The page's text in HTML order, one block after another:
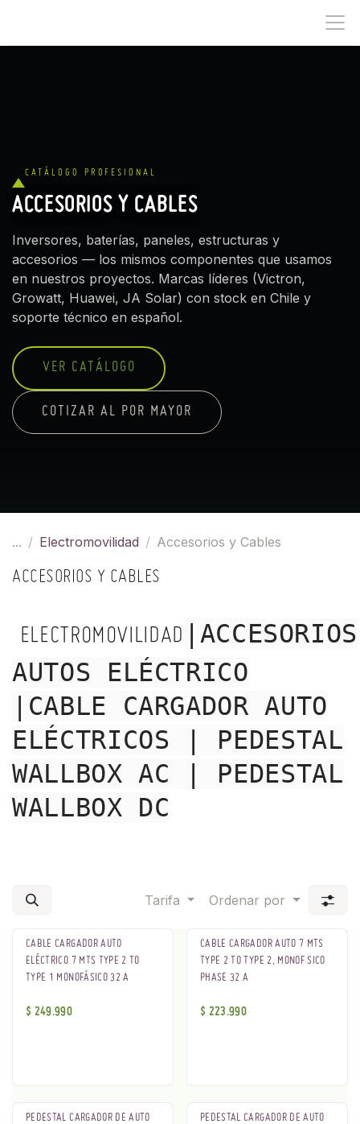
CATÁLOGO PROFESIONAL
ACCESORIOS Y CABLES
Inversores, baterías, paneles, estructuras y
accesorios — los mismos componentes que usamos
en nuestros proyectos. Marcas líderes (Victron,
Growatt, Huawei, JA Solar) con stock en Chile y
soporte técnico en español.
VER CATÁLOGO
COTIZAR AL POR MAYOR
... Electromovilidad Accesorios y Cables
ACCESORIOS Y CABLES
ELECTROMOVILIDAD |ACCESORIOS
AUTOS ELÉCTRICO
|CABLE CARGADOR AUTO
ELÉCTRICOS | PEDESTAL
WALLBOX AC | PEDESTAL
WALLBOX DC
Tarifa Ordenar por
CABLE CARGADOR AUTO
ELÉCTRICO 7 MTS TYPE 2 TO
TYPE 1 MONOFÁSICO 32 A
$ 249.990
CABLE CARGADOR AUTO 7 MTS
TYPE 2 TO TYPE 2, MONOF SICO
PHASE 32 A
$ 223.990
PEDESTAL CARGADOR DE AUTO
PEDESTAL CARGADOR DE AUTO